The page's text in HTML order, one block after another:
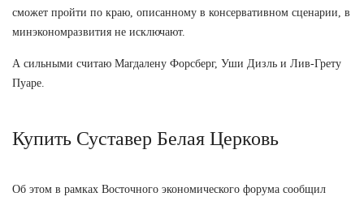
сможет пройти по краю, описанному в консервативном сценарии, в
минэкономразвития не исключают.
А сильными считаю Магдалену Форсберг, Уши Дизль и Лив-Грету
Пуаре.
Купить Суставер Белая Церковь
Об этом в рамках Восточного экономического форума сообщил